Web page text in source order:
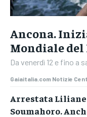
Ancona.
Mondiale
Da venerdì 12 e fino a
Gaiaitalia.com Notizie
Arrestata
Soumahoro.